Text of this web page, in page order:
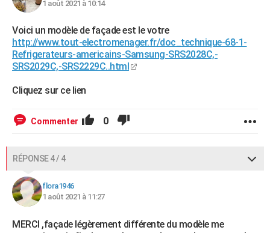
1 août 2021 à 10:14
Voici un modèle de façade est le votre
http://www.tout-electromenager.fr/doc_technique-68-1-
Refrigerateurs-americains-Samsung-SRS2028C,-
SRS2029C,-SRS2229C..html
Cliquez sur ce lien
Commenter 0
RÉPONSE 4 / 4
flora1946
1 août 2021 à 11:27
MERCI ,façade légèrement différente du modèle me